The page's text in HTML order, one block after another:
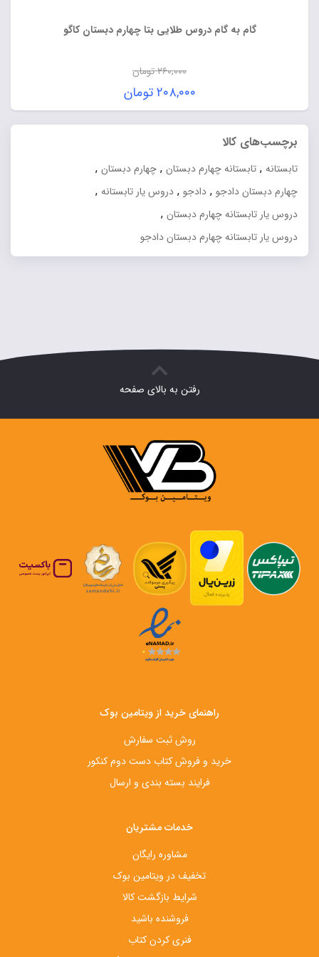
گام به گام دروس طلایی بتا چهارم دبستان کاگو
۲۶۰,۰۰۰تومان
قیمت
اصلی:
۲۶۰,۰۰۰ تومان
۲۰۸,۰۰۰تومان
قیمت
فعلی:
برچسب‌های کالا
تابستانه , تابستانه چهارم دبستان , چهارم دبستان ,
چهارم دبستان دادجو , دادجو , دروس یار تابستانه ,
دروس یار تابستانه چهارم دبستان ,
دروس یار تابستانه چهارم دبستان دادجو
رفتن به بالای صفحه
راهنمای خرید از ویتامین بوک
روش ثبت سفارش
خرید و فروش کتاب دست‌ دوم کنکور
فرایند بسته بندی و ارسال
خدمات مشتریان
مشاوره رایگان
تخفیف در ویتامین بوک
شرایط بازگشت کالا
فروشنده باشید
فنری کردن کتاب